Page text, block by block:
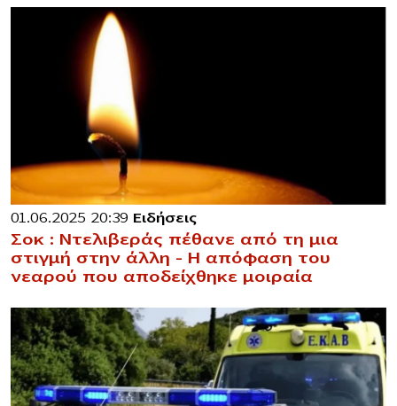
01.06.2025 20:39 Ειδήσεις
Σοκ : Ντελιβεράς πέθανε από τη μια
στιγμή στην άλλη – Η απόφαση του
νεαρού που αποδείχθηκε μοιραία